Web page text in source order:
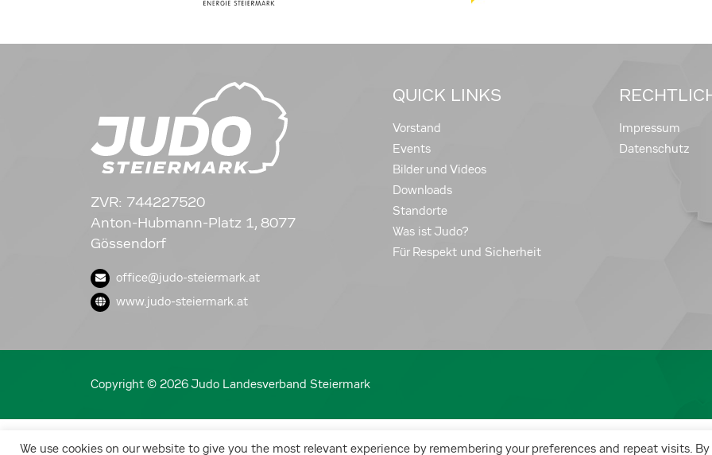
We use cookies on our website to give you the most relevant experience by remembering your preferences and repeat visits. By
ZVR: 744227520
Anton-Hubmann-Platz 1, 8077
Gössendorf
office@judo-steiermark.at
www.judo-steiermark.at
QUICK LINKS
Vorstand
Events
Bilder und Videos
Downloads
Standorte
Was ist Judo?
Für Respekt und Sicherheit
Impressum
Datenschutz
Copyright © 2026 Judo Landesverband Steiermark